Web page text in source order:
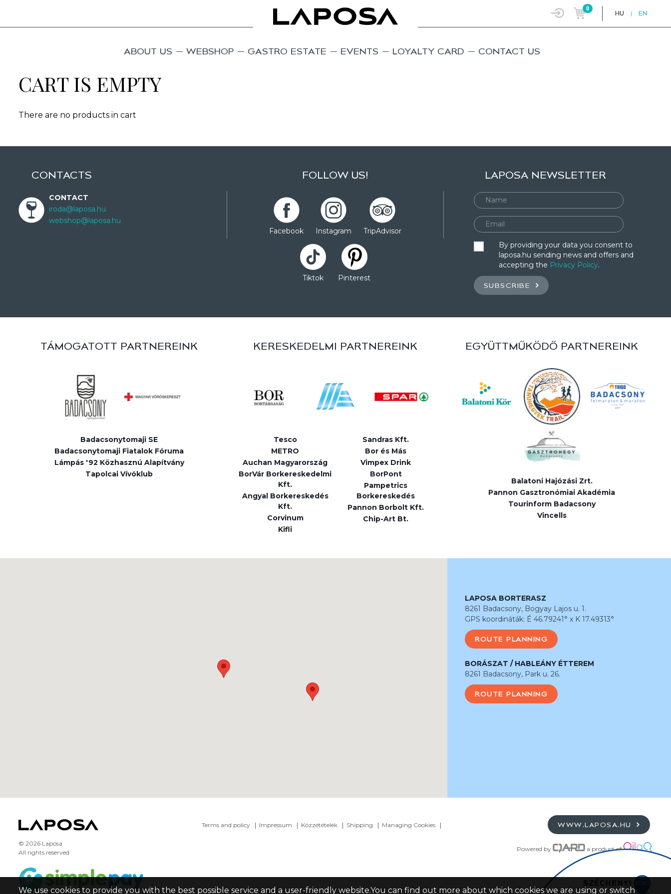
0
HU | EN
ABOUT US WEBSHOP GASTRO ESTATE EVENTS LOYALTY CARD CONTACT US
CART IS EMPTY
There are no products in cart
CONTACTS
CONTACT
iroda@laposa.hu
webshop@laposa.hu
FOLLOW US!
Facebook Instagram TripAdvisor
Tiktok Pinterest
LAPOSA NEWSLETTER
By providing your data you consent to
laposa.hu sending news and offers and
accepting the Privacy Policy.
SUBSCRIBE
TÁMOGATOTT PARTNEREINK
Badacsonytomaji SE
Badacsonytomaji Fiatalok Fóruma
Lámpás '92 Közhasznú Alapítvány
Tapolcai Vívóklub
KERESKEDELMI PARTNEREINK
Tesco
METRO
Auchan Magyarország
BorVár Borkereskedelmi
Kft.
Angyal Borkereskedés
Kft.
Corvinum
Kifli
Sandras Kft.
Bor és Más
Vimpex Drink
BorPont
Pampetrics
Borkereskedés
Pannon Borbolt Kft.
Chip-Art Bt.
EGYÜTTMŰKÖDŐ PARTNEREINK
Balatoni Hajózási Zrt.
Pannon Gasztronómiai Akadémia
Tourinform Badacsony
Vincells
LAPOSA BORTERASZ
8261 Badacsony, Bogyay Lajos u. 1.
GPS koordináták: É 46.79241° x K 17.49313°
ROUTE PLANNING
BORÁSZAT / HABLEÁNY ÉTTEREM
8261 Badacsony, Park u. 26.
ROUTE PLANNING
Terms and policy Impressum Közzétételek Shipping Managing Cookies WWW.LAPOSA.HU
© 2026 Laposa
All rights reserved
Powered by a product of
We use cookies to provide you with the best possible service and a user-friendly website.You can find out more about which cookies we are using or switch